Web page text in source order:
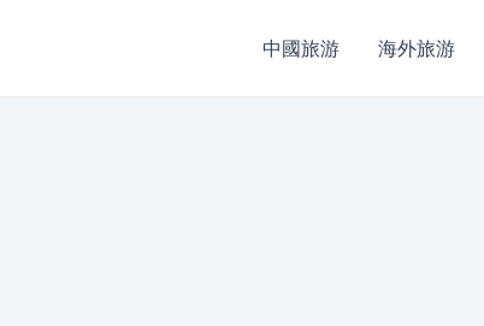
中國旅游 海外旅游